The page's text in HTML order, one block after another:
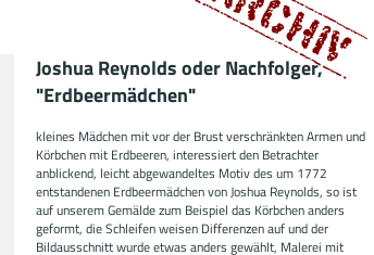
Joshua Reynolds oder Nachfolger,
"Erdbeermädchen"
kleines Mädchen mit vor der Brust verschränkten Armen und
Körbchen mit Erdbeeren, interessiert den Betrachter
anblickend, leicht abgewandeltes Motiv des um 1772
entstandenen Erdbeermädchen von Joshua Reynolds, so ist
auf unserem Gemälde zum Beispiel das Körbchen anders
geformt, die Schleifen weisen Differenzen auf und der
Bildausschnitt wurde etwas anders gewählt, Malerei mit